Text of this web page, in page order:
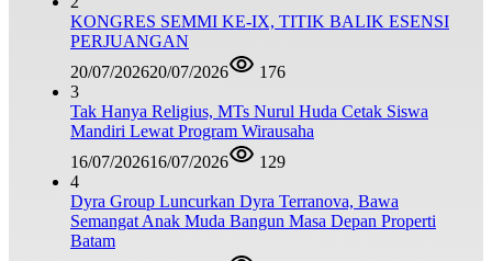
KONGRES SEMMI KE-IX, TITIK BALIK ESENSI
PERJUANGAN
20/07/202620/07/2026
176
3
Tak Hanya Religius, MTs Nurul Huda Cetak Siswa
Mandiri Lewat Program Wirausaha
16/07/202616/07/2026
129
4
Dyra Group Luncurkan Dyra Terranova, Bawa
Semangat Anak Muda Bangun Masa Depan Properti
Batam